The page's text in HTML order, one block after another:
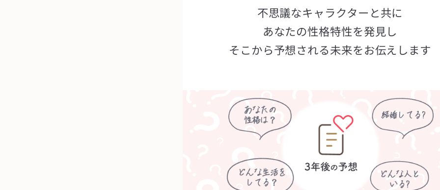
不思議なキャラクターと共に
あなたの性格特性を発見し
そこから予想される未来をお伝えします